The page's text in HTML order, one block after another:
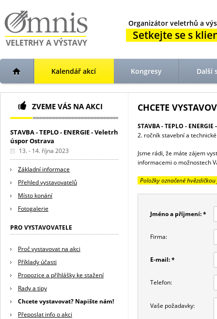
Organizátor veletrhů a
Setkejte se s
Kalendář akcí Kongresy Další
CHCETE
STAVBA - TEPLO -
2. ročník stavební a
Jsme rádi, že máte zájem
informacemi o možnostech
Položky označené
Jméno a příjmení: *
Firma:
E-mail: *
Telefon:
Vaše požadavky:
ZVEME VÁS NA AKCI
STAVBA - TEPLO - ENERGIE - Veletrh
úspor Ostrava
13. - 14. října 2023
Základní informace
Přehled vystavovatelů
Místo konání
Fotogalerie
PRO VYSTAVOVATELE
Proč vystavovat na akci
Příklady účasti
Propozice a příhlášky ke stažení
Rady a tipy
Chcete vystavovat? Napište nám!
Přeposlat info o akci